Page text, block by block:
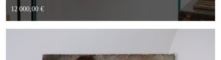
12 000,00 €